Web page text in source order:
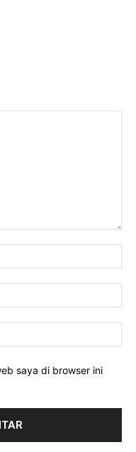
saya di browser ini